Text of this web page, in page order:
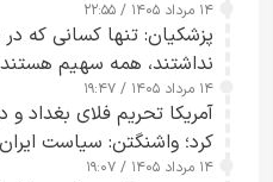
۱۴ مرداد ۱۴۰۵ / ۲۲:۵۵
پزشکیان: تنها کسانی که در
نداشتند، همه سهیم هستند
۱۴ مرداد ۱۴۰۵ / ۱۹:۴۷
آمریکا تحریم فلای بغداد و
کرد؛ واشنگتن: سیاست
۱۴ مرداد ۱۴۰۵ / ۱۹:۰۷